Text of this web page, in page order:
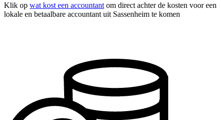
Klik op wat kost een accountant om direct achter de kosten voor een
lokale en betaalbare accountant uit Sassenheim te komen